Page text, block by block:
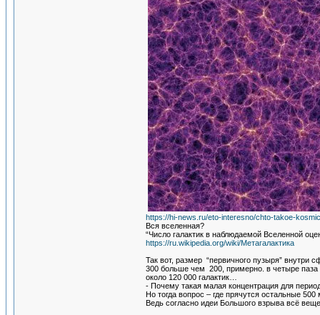
https://hi-news.ru/eto-interesno/chto-takoe-
Вся вселенная?
“Число галактик в наблюдаемой Вселенной
https://ru.wikipedia.org/wiki/Метагалактика
Так вот, размер “первичного пузыря” внутри
300 больше чем 200, примерно. в четыре паза
около 120 000 галактик…
- Почему такая малая концентрация для
Но тогда вопрос – где прячутся остальные
Ведь согласно идеи Большого взрыва всё